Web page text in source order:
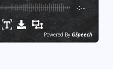
-:--
Powered By GSpeech